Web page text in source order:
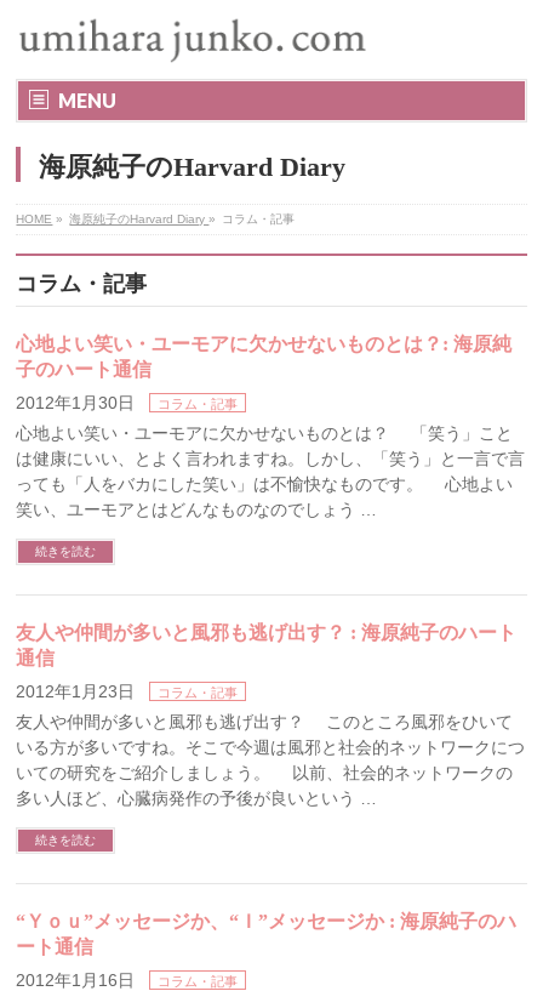
MENU
海原純子のHarvard Diary
HOME » 海原純子のHarvard Diary» コラム・記事
コラム・記事
心地よい笑い・ユーモアに欠かせないものとは？: 海原純
子のハート通信
2012年1月30日 コラム・記事
心地よい笑い・ユーモアに欠かせないものとは？ 「笑う」こと
は健康にいい、とよく言われますね。しかし、「笑う」と一言で言
っても「人をバカにした笑い」は不愉快なものです。 心地よい
笑い、ユーモアとはどんなものなのでしょう …
続きを読む
友人や仲間が多いと風邪も逃げ出す？ : 海原純子のハート
通信
2012年1月23日 コラム・記事
友人や仲間が多いと風邪も逃げ出す？ このところ風邪をひいて
いる方が多いですね。そこで今週は風邪と社会的ネットワークにつ
いての研究をご紹介しましょう。 以前、社会的ネットワークの
多い人ほど、心臓病発作の予後が良いという …
続きを読む
“Ｙｏｕ”メッセージか、“Ｉ”メッセージか : 海原純子のハ
ート通信
2012年1月16日 コラム・記事